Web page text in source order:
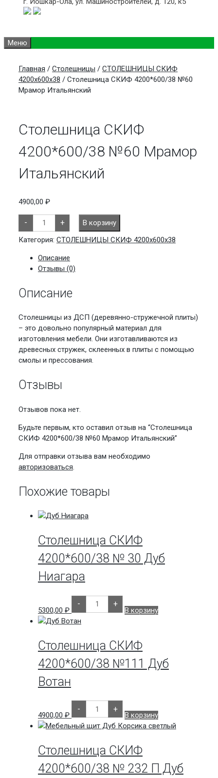
Меню
Главная / Столешницы / СТОЛЕШНИЦЫ СКИФ
4200х600х38 / Столешница СКИФ 4200*600/38 №60
Мрамор Итальянский
Столешница СКИФ
4200*600/38 №60 Мрамор
Итальянский
4900,00 ₽
-
Количество
товара
Столешница
СКИФ
4200*600/38
№60
Мрамор
Итальянский
+
В корзину
Категория: СТОЛЕШНИЦЫ СКИФ 4200х600х38
Описание
Отзывы (0)
Описание
Столешницы из ДСП (деревянно-стружечной плиты)
– это довольно популярный материал для
изготовления мебели. Они изготавливаются из
древесных стружек, склеенных в плиты с помощью
смолы и прессования.
Отзывы
Отзывов пока нет.
Будьте первым, кто оставил отзыв на “Столешница
СКИФ 4200*600/38 №60 Мрамор Итальянский”
Для отправки отзыва вам необходимо
авторизоваться.
Похожие товары
Столешница СКИФ
4200*600/38 № 30 Дуб
Ниагара
5300,00 ₽
-
Количество
товара
Столешница
30
Дуб
Ниагара
+
В корзину
Столешница СКИФ
4200*600/38 №111 Дуб
Вотан
4900,00 ₽
-
Количество
товара
Столешница
СКИФ
4200*600/38
Дуб
Вотан
+
В корзину
Столешница СКИФ
4200*600/38 № 232 П Дуб